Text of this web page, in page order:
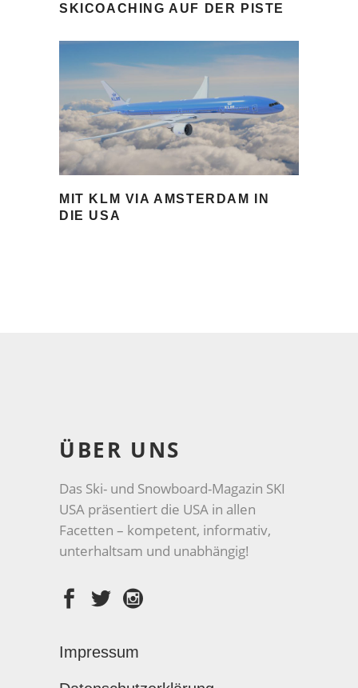
SKICOACHING AUF DER PISTE
MIT KLM VIA AMSTERDAM IN
DIE USA
ÜBER UNS
Das Ski- und Snowboard-Magazin SKI
USA präsentiert die USA in allen
Facetten – kompetent, informativ,
unterhaltsam und unabhängig!
Impressum